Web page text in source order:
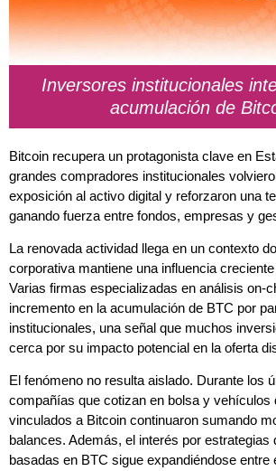
Inversores institucionales
acumulación de
Bitcoin recupera un protagonista clave en
grandes compradores institucionales
exposición al activo digital y reforzaron una
ganando fuerza entre fondos, empresas y
La renovada actividad llega en un contexto
corporativa mantiene una influencia
Varias firmas especializadas en análisis on-
incremento en la acumulación de BTC por
institucionales, una señal que muchos
cerca por su impacto potencial en la oferta
El fenómeno no resulta aislado. Durante los
compañías que cotizan en bolsa y vehículos
vinculados a Bitcoin continuaron sumando
balances. Además, el interés por estrategias
basadas en BTC sigue expandiéndose entre